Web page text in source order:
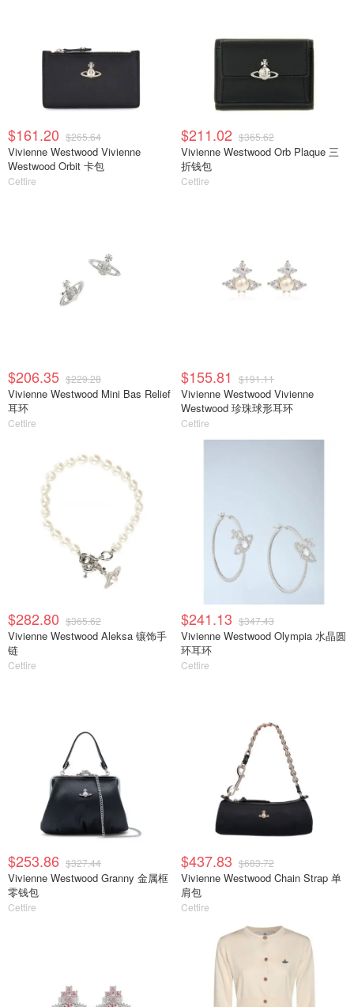
$161.20 $265.64
Vivienne Westwood Vivienne
Westwood Orbit 卡包
Cettire
$211.02 $365.62
Vivienne Westwood Orb Plaque 三
折钱包
Cettire
$206.35 $229.28
Vivienne Westwood Mini Bas Relief
耳环
Cettire
$155.81 $191.11
Vivienne Westwood Vivienne
Westwood 珍珠球形耳环
Cettire
$282.80 $365.62
Vivienne Westwood Aleksa 镶饰手
链
Cettire
$241.13 $347.43
Vivienne Westwood Olympia 水晶圆
环耳环
Cettire
$253.86 $327.44
Vivienne Westwood Granny 金属框
零钱包
Cettire
$437.83 $683.72
Vivienne Westwood Chain Strap 单
肩包
Cettire